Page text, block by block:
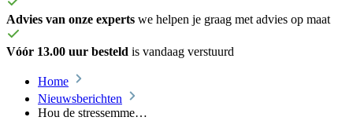
Advies van onze experts we helpen je graag met advies op maat
Vóór 13.00 uur besteld is vandaag verstuurd
Home
Nieuwsberichten
Hou de stressemme…